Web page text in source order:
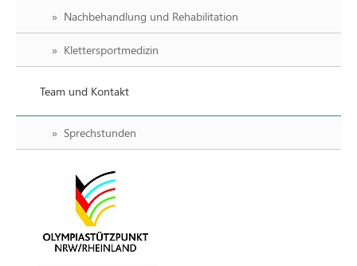
Nachbehandlung und Rehabilitation
Klettersportmedizin
Team und Kontakt
Sprechstunden